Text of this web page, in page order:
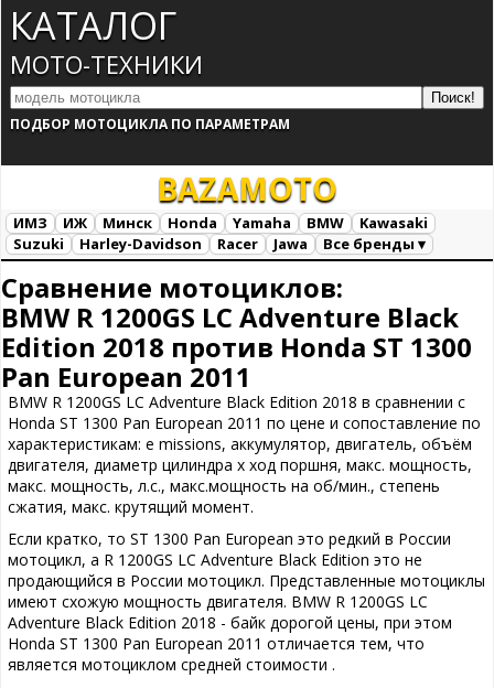
КАТАЛОГ
МОТО-ТЕХНИКИ
ПОДБОР МОТОЦИКЛА ПО ПАРАМЕТРАМ
BAZAMOTO
ИМЗ ИЖ Минск Honda Yamaha BMW
Kawasaki
Suzuki
Harley-Davidson Racer Jawa
Все бренды ▾
Сравнение мотоциклов:
BMW R 1200GS LC Adventure Black
Edition 2018 против Honda ST 1300
Pan European 2011
BMW R 1200GS LC Adventure Black Edition 2018 в сравнении с
Honda ST 1300 Pan European 2011 по цене и сопоставление по
характеристикам: e missions, аккумулятор, двигатель, объём
двигателя, диаметр цилиндра х ход поршня, макс. мощность,
макс. мощность, л.с., макс.мощность на об/мин., степень
сжатия, макс. крутящий момент.
Если кратко, то ST 1300 Pan European это редкий в России
мотоцикл, а R 1200GS LC Adventure Black Edition это не
продающийся в России мотоцикл. Представленные мотоциклы
имеют схожую мощность двигателя. BMW R 1200GS LC
Adventure Black Edition 2018 - байк дорогой цены, при этом
Honda ST 1300 Pan European 2011 отличается тем, что
является мотоциклом средней стоимости .